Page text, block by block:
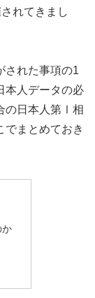
れてきまし
された事項の1
本人データの必
の日本人第Ⅰ相
でまとめておき
か